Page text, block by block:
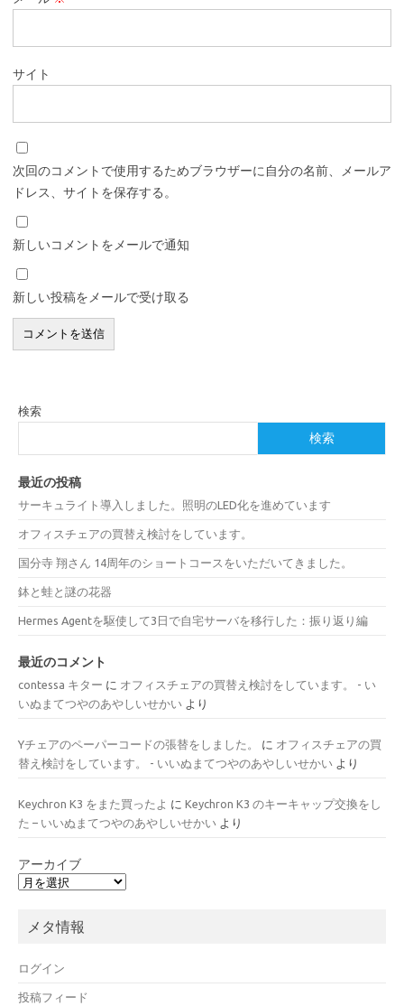
サイト
次回のコメントで使用するためブラウザーに自分の名前、メールア
ドレス、サイトを保存する。
新しいコメントをメールで通知
新しい投稿をメールで受け取る
検索
検索
最近の投稿
サーキュライト導入しました。照明のLED化を進めています
オフィスチェアの買替え検討をしています。
国分寺 翔さん 14周年のショートコースをいただいてきました。
鉢と蛙と謎の花器
Hermes Agentを駆使して3日で自宅サーバを移行した：振り返り編
最近のコメント
contessa キター に オフィスチェアの買替え検討をしています。 - い
いぬまてつやのあやしいせかい より
Yチェアのペーパーコードの張替をしました。 に オフィスチェアの買
替え検討をしています。 - いいぬまてつやのあやしいせかい より
Keychron K3 をまた買ったよ に Keychron K3 のキーキャップ交換をし
た – いいぬまてつやのあやしいせかい より
アーカイブ
メタ情報
ログイン
投稿フィード